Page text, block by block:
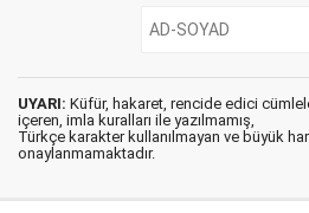
UYARI: Küfür, hakaret, rencide edici
içeren, imla kuralları ile yazılmamış,
Türkçe karakter kullanılmayan ve büyük
onaylanmamaktadır.